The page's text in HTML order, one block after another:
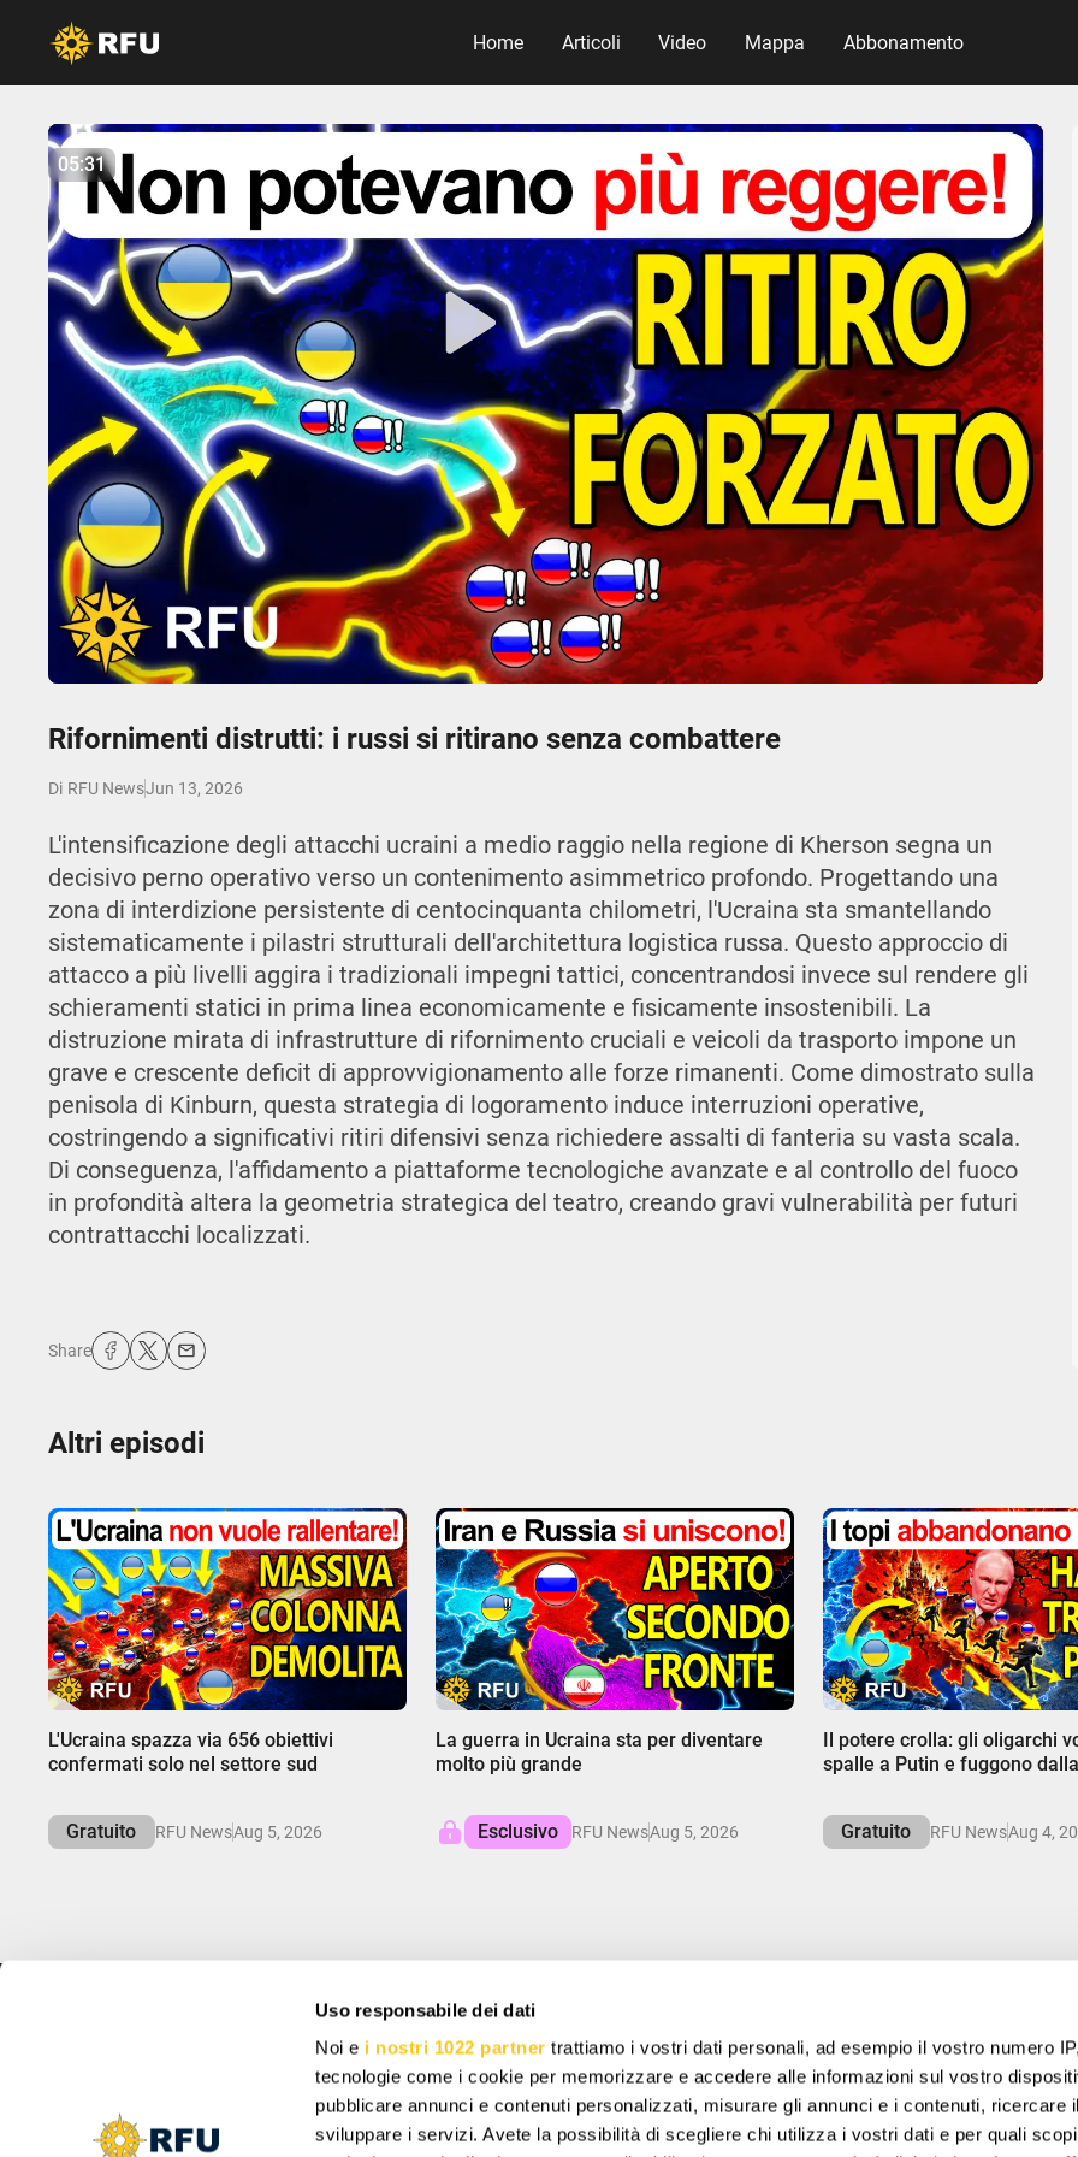
Uso responsabile dei dati
Noi e i nostri 1022 partner trattiamo i vostri dati personali, ad esempio il vostro numero
tecnologie come i cookie per memorizzare e accedere alle informazioni sul vostro
pubblicare annunci e contenuti personalizzati, misurare gli annunci e i contenuti, ricercare
sviluppare i servizi. Avete la possibilità di scegliere chi utilizza i vostri dati e per quali
Home Articoli Video Mappa Abbonamento
Play
05:31
Mute Settings
Enter
No items found.
05:31
Rifornimenti distrutti: i russi si ritirano senza combattere
Di RFU NewsJun 13, 2026
L'intensificazione degli attacchi ucraini a medio raggio nella regione di Kherson segna un
decisivo perno operativo verso un contenimento asimmetrico profondo. Progettando una
zona di interdizione persistente di centocinquanta chilometri, l'Ucraina sta smantellando
sistematicamente i pilastri strutturali dell'architettura logistica russa. Questo approccio di
attacco a più livelli aggira i tradizionali impegni tattici, concentrandosi invece sul rendere gli
schieramenti statici in prima linea economicamente e fisicamente insostenibili. La
distruzione mirata di infrastrutture di rifornimento cruciali e veicoli da trasporto impone un
grave e crescente deficit di approvvigionamento alle forze rimanenti. Come dimostrato sulla
penisola di Kinburn, questa strategia di logoramento induce interruzioni operative,
costringendo a significativi ritiri difensivi senza richiedere assalti di fanteria su vasta scala.
Di conseguenza, l'affidamento a piattaforme tecnologiche avanzate e al controllo del fuoco
in profondità altera la geometria strategica del teatro, creando gravi vulnerabilità per futuri
contrattacchi localizzati.
Share
Altri episodi
L'Ucraina spazza via 656 obiettivi
confermati solo nel settore sud
Gratuito RFU NewsAug 5, 2026
La guerra in Ucraina sta per diventare
molto più grande
Esclusivo RFU NewsAug 5, 2026
Il potere crolla: gli oligarchi
spalle a Putin e fuggono
Gratuito RFU NewsAug 4,
Vacancy: Reporter
Vacancy: Localization Specialist
Iscriviti per ricevere offerte speciali, regali gratuiti e offerte uniche.